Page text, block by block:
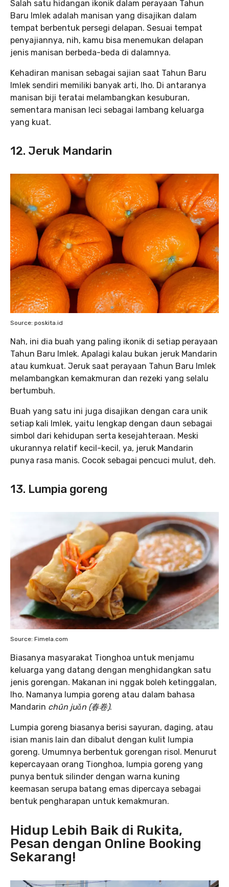
Salah satu hidangan ikonik dalam perayaan Tahun
Baru Imlek adalah manisan yang disajikan dalam
tempat berbentuk persegi delapan. Sesuai tempat
penyajiannya, nih, kamu bisa menemukan delapan
jenis manisan berbeda-beda di dalamnya.
Kehadiran manisan sebagai sajian saat Tahun Baru
Imlek sendiri memiliki banyak arti, lho. Di antaranya
manisan biji teratai melambangkan kesuburan,
sementara manisan leci sebagai lambang keluarga
yang kuat.
12. Jeruk Mandarin
Source: poskita.id
Nah, ini dia buah yang paling ikonik di setiap perayaan
Tahun Baru Imlek. Apalagi kalau bukan jeruk Mandarin
atau kumkuat. Jeruk saat perayaan Tahun Baru Imlek
melambangkan kemakmuran dan rezeki yang selalu
bertumbuh.
Buah yang satu ini juga disajikan dengan cara unik
setiap kali Imlek, yaitu lengkap dengan daun sebagai
simbol dari kehidupan serta kesejahteraan. Meski
ukurannya relatif kecil-kecil, ya, jeruk Mandarin
punya rasa manis. Cocok sebagai pencuci mulut, deh.
13. Lumpia goreng
Source: Fimela.com
Biasanya masyarakat Tionghoa untuk menjamu
keluarga yang datang dengan menghidangkan satu
jenis gorengan. Makanan ini nggak boleh ketinggalan,
lho. Namanya lumpia goreng atau dalam bahasa
Mandarin chūn juǎn (春卷).
Lumpia goreng biasanya berisi sayuran, daging, atau
isian manis lain dan dibalut dengan kulit lumpia
goreng. Umumnya berbentuk gorengan risol. Menurut
kepercayaan orang Tionghoa, lumpia goreng yang
punya bentuk silinder dengan warna kuning
keemasan serupa batang emas dipercaya sebagai
bentuk pengharapan untuk kemakmuran.
Hidup Lebih Baik di Rukita,
Pesan dengan Online Booking
Sekarang!